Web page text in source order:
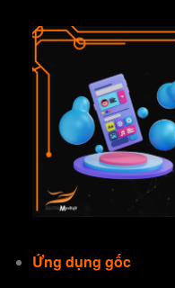
Ứng dụng gốc